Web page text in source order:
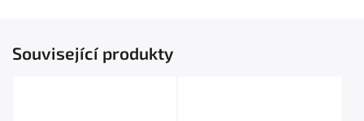
Související produkty